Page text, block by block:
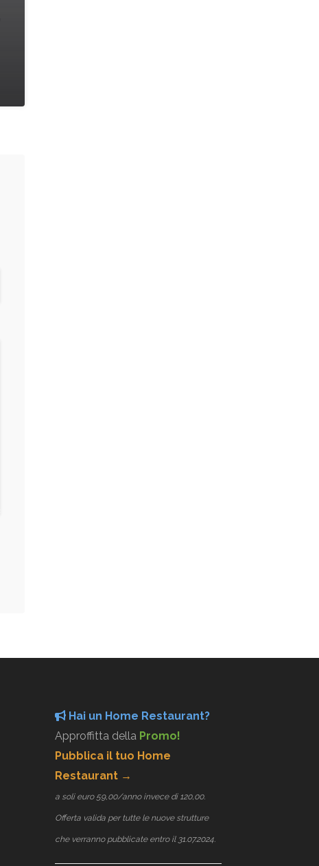
Hai un Home Restaurant?
Approffitta della Promo!
Pubblica il tuo Home
Restaurant →
a soli euro 59,00/anno invece di 120,00.
Offerta valida per tutte le nuove strutture
che verranno pubblicate entro il 31.07.2024.